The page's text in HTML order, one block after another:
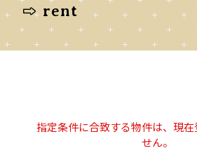
rent
指定条件に合致する物件は、現
せん。